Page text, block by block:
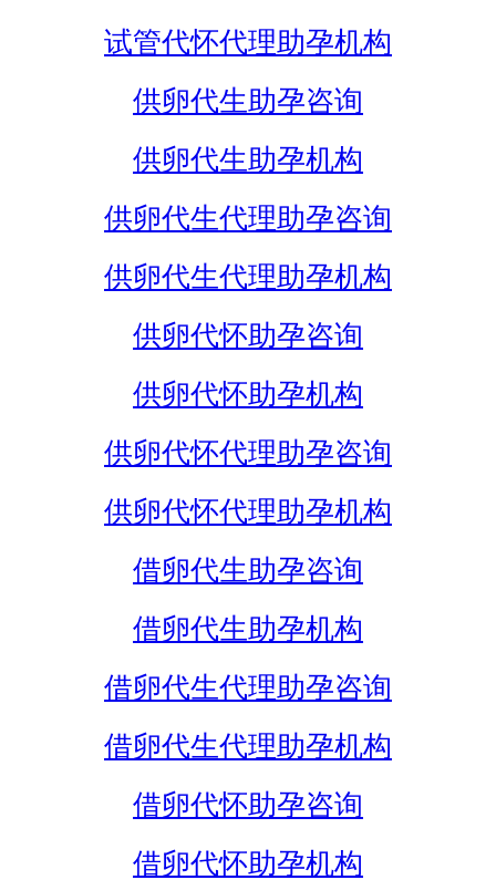
试管代怀代理助孕机构
供卵代生助孕咨询
供卵代生助孕机构
供卵代生代理助孕咨询
供卵代生代理助孕机构
供卵代怀助孕咨询
供卵代怀助孕机构
供卵代怀代理助孕咨询
供卵代怀代理助孕机构
借卵代生助孕咨询
借卵代生助孕机构
借卵代生代理助孕咨询
借卵代生代理助孕机构
借卵代怀助孕咨询
借卵代怀助孕机构